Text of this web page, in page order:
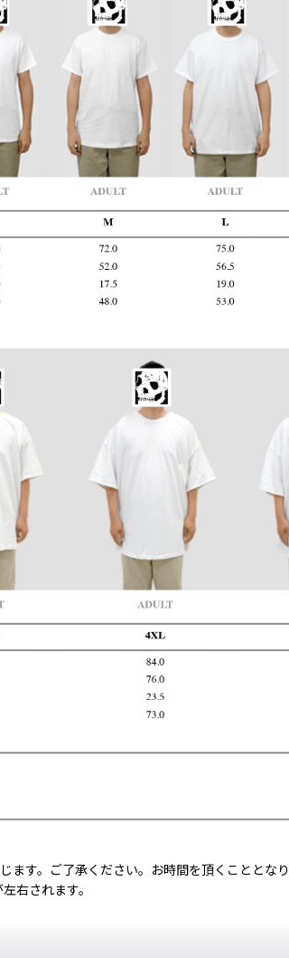
す。ご了承ください。お時間を頂くこととな
右されます。